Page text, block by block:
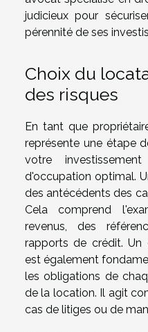
judicieux pour
pérennité de ses
Choix du
des risques
En tant que
représente une étape
votre
d'occupation optimal.
des antécédents des
Cela comprend
revenus, des
rapports de crédit. Un
est également
les obligations de
de la location. Il agit
cas de litiges ou de